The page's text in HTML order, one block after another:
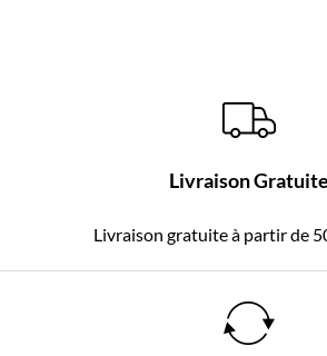
Livraison Gratuite
Livraison gratuite à partir de